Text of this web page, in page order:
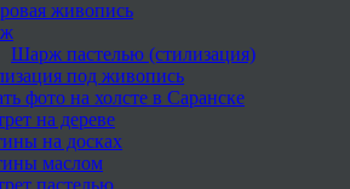
живопись
Шарж пастелью (стилизация)
под живопись
фото на холсте в Саранске
на дереве
на досках
маслом
пастелью